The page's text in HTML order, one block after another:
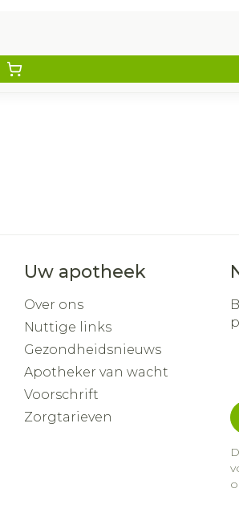
Uw apotheek
Over ons
Nuttige links
Gezondheidsnieuws
Apotheker van wacht
Voorschrift
Zorgtarieven